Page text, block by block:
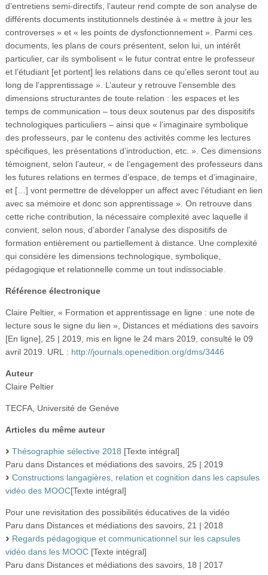
d’entretiens semi-directifs, l’auteur rend compte de son analyse de
différents documents institutionnels destinée à « mettre à jour les
controverses » et « les points de dysfonctionnement ». Parmi ces
documents, les plans de cours présentent, selon lui, un intérêt
particulier, car ils symbolisent « le futur contrat entre le professeur
et l’étudiant [et portent] les relations dans ce qu’elles seront tout au
long de l’apprentissage ». L’auteur y retrouve l’ensemble des
dimensions structurantes de toute relation : les espaces et les
temps de communication – tous deux soutenus par des dispositifs
technologiques particuliers – ainsi que « l’imaginaire symbolique
des professeurs, par le contenu des activités comme les lectures
spécifiques, les présentations d’introduction, etc. ». Ces dimensions
témoignent, selon l’auteur, « de l’engagement des professeurs dans
les futures relations en termes d’espace, de temps et d’imaginaire,
et […] vont permettre de développer un affect avec l’étudiant en lien
avec sa mémoire et donc son apprentissage ». On retrouve dans
cette riche contribution, la nécessaire complexité avec laquelle il
convient, selon nous, d’aborder l’analyse des dispositifs de
formation entièrement ou partiellement à distance. Une complexité
qui considère les dimensions technologique, symbolique,
pédagogique et relationnelle comme un tout indissociable.
Référence électronique
Claire Peltier, « Formation et apprentissage en ligne : une note de
lecture sous le signe du lien », Distances et médiations des savoirs
[En ligne], 25 | 2019, mis en ligne le 24 mars 2019, consulté le 09
avril 2019. URL : http://journals.openedition.org/dms/3446
Auteur
Claire Peltier
TECFA, Université de Genève
Articles du même auteur
Thésographie sélective 2018 [Texte intégral]
Paru dans Distances et médiations des savoirs, 25 | 2019
Constructions langagières, relation et cognition dans les capsules
vidéo des MOOC[Texte intégral]
Pour une revisitation des possibilités éducatives de la vidéo
Paru dans Distances et médiations des savoirs, 21 | 2018
Regards pédagogique et communicationnel sur les capsules
vidéo dans les MOOC[Texte intégral]
Paru dans Distances et médiations des savoirs, 18 | 2017